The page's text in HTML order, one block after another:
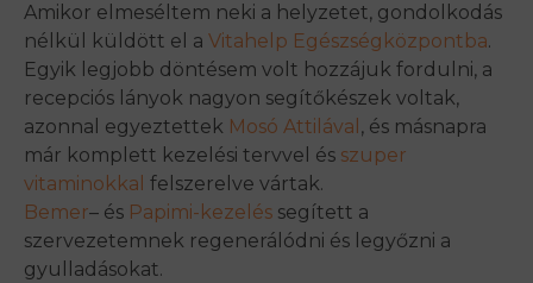
Amikor elmeséltem neki a helyzetet, gondolkodás
nélkül küldött el a Vitahelp Egészségközpontba.
Egyik legjobb döntésem volt hozzájuk fordulni, a
recepciós lányok nagyon segítőkészek voltak,
azonnal egyeztettek Mosó Attilával , és másnapra
már komplett kezelési tervvel és szuper
vitaminokkal felszerelve vártak.
Bemer– és Papimi-kezelés segített a
szervezetemnek regenerálódni és legyőzni a
gyulladásokat.